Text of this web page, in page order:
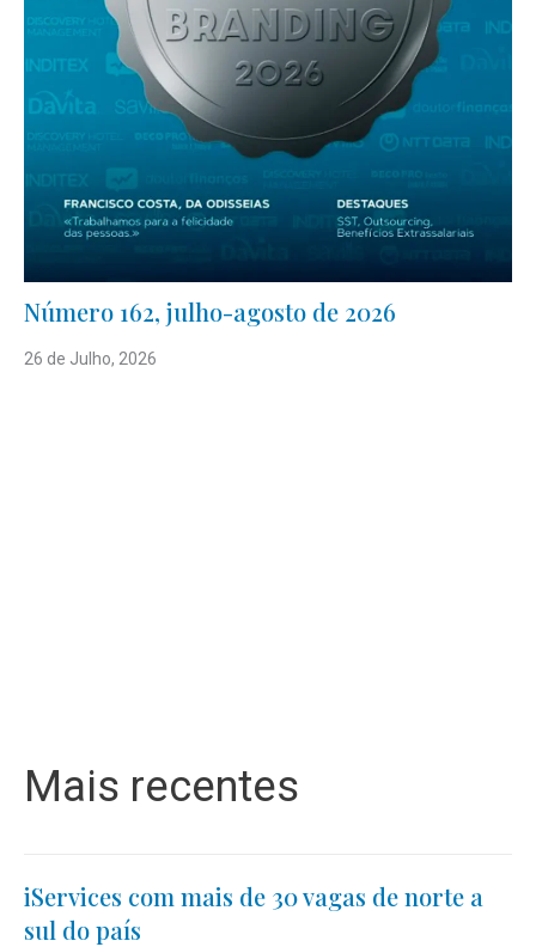
Número 162, julho-agosto de 2026
26 de Julho, 2026
Mais recentes
iServices com mais de 30 vagas de norte a
sul do país